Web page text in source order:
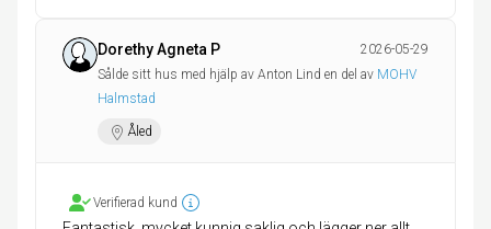
Dorethy Agneta P
2026-05-29
Sålde sitt hus med hjälp av Anton Lind en del av MOHV
Halmstad
Åled
Verifierad kund